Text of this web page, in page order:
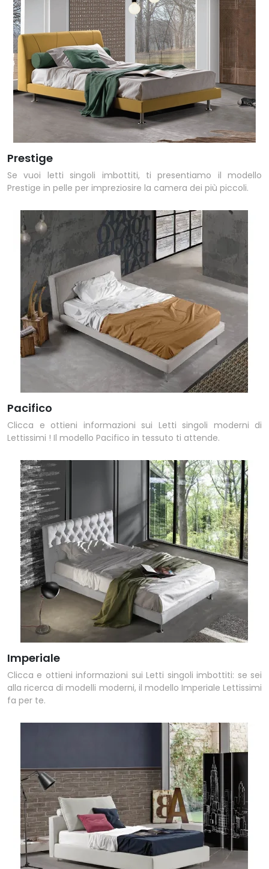
Prestige
Se vuoi letti singoli imbottiti, ti presentiamo il modello
Prestige in pelle per impreziosire la camera dei più piccoli.
Pacifico
Clicca e ottieni informazioni sui Letti singoli moderni di
Lettissimi ! Il modello Pacifico in tessuto ti attende.
Imperiale
Clicca e ottieni informazioni sui Letti singoli imbottiti: se sei
alla ricerca di modelli moderni, il modello Imperiale Lettissimi
fa per te.